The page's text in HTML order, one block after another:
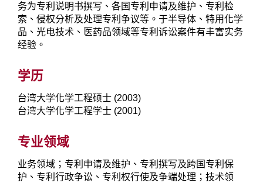
务为专利说明书撰写、各国专利申请及维护、专利检
索、侵权分析及处理专利争议等。于半导体、特用化学
品、光电技术、医药品领域等专利诉讼案件有丰富实务
经验。
学历
台湾大学化学工程硕士 (2003)
台湾大学化学工程学士 (2001)
专业领域
业务领域；专利申请及维护、专利撰写及跨国专利保
护、专利行政争讼、专利权行使及争端处理；技术领